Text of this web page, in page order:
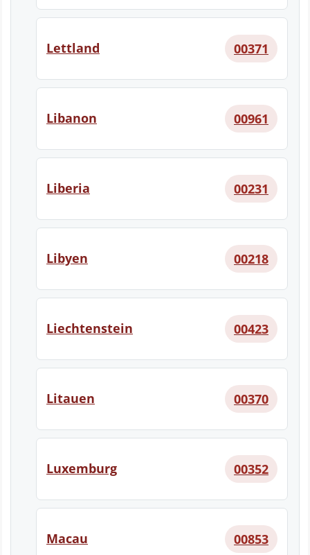
Lettland 00371
Libanon 00961
Liberia 00231
Libyen 00218
Liechtenstein 00423
Litauen 00370
Luxemburg 00352
Macau 00853